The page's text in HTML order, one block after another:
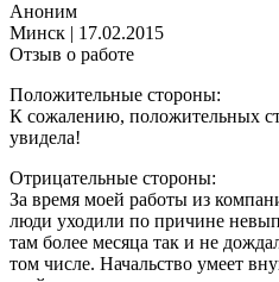
Аноним
Минск | 17.02.2015
Отзыв о работе
Положительные стороны:
К сожалению, положительных
увидела!
Отрицательные стороны:
За время моей работы из
люди уходили по причине
там более месяца так и не
том числе. Начальство умеет